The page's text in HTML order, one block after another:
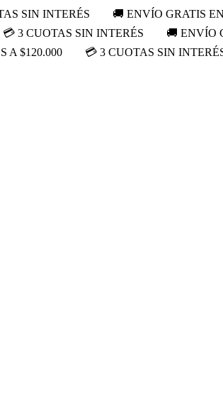
SIN INTERÉS
🚚 ENVÍO GRATIS
💳 3 CUOTAS SIN INTERÉS
🚚 ENVÍO
A $120.000 💳 3 CUOTAS SIN